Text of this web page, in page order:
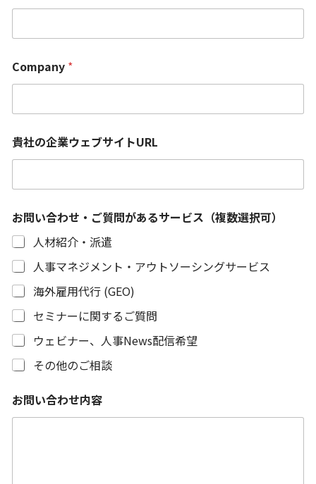
Company *
貴社の企業ウェブサイトURL
お問い合わせ・ご質問があるサービス（複数選択可）
人材紹介・派遣
人事マネジメント・アウトソーシングサービス
海外雇用代行 (GEO)
セミナーに関するご質問
ウェビナー、人事News配信希望
その他のご相談
お問い合わせ内容